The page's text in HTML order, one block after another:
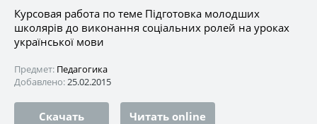
Курсовая работа по теме Підготовка молодших
школярів до виконання соціальних ролей на уроках
української мови
Предмет: Педагогика
Добавлено:25.02.2015
Скачать Читать online